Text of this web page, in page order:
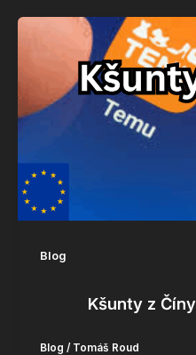
Blog
Kšunty z
Blog / Tomáš Roud